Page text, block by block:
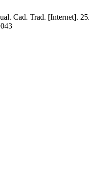
Cad. Trad. [Internet].